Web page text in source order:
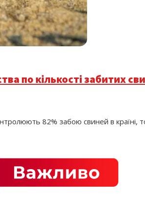
по кількості забитих
82% забою свиней в країні,